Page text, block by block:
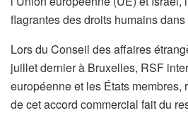
flagrantes des droits humains
Lors du Conseil des affaires
juillet dernier à Bruxelles, RSF
européenne et les États membres,
de cet accord commercial fait du